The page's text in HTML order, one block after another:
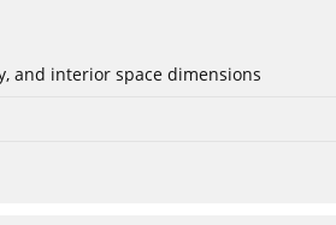
and interior space dimensions